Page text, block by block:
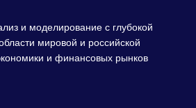
и моделирование с глубокой
мировой и российской
и финансовых рынков